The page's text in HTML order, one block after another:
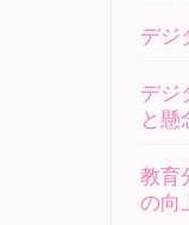
デジ
デジ
と懸
教育
の向